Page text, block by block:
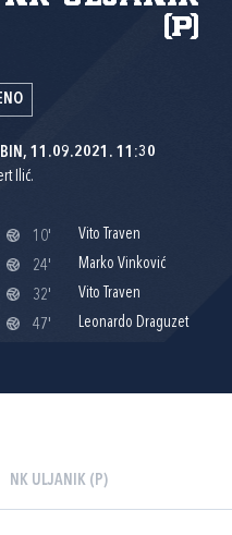
(P)
11.09.2021. 11:30
Ilić.
10'
Vito Traven
24'
Marko Vinković
32'
Vito Traven
47'
Leonardo Draguzet
NK ULJANIK (P)